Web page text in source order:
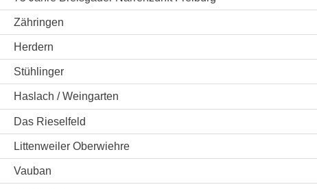
Zähringen
Herdern
Stühlinger
Haslach / Weingarten
Das Rieselfeld
Littenweiler Oberwiehre
Vauban